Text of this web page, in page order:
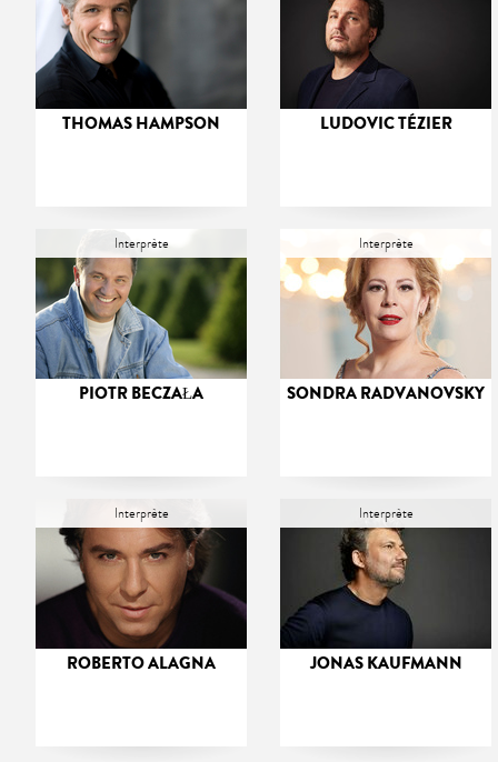
THOMAS HAMPSON LUDOVIC TÉZIER
Interprète
PIOTR BECZAŁA
Interprète
SONDRA RADVANOVSKY
Interprète
ROBERTO ALAGNA
Interprète
JONAS KAUFMANN